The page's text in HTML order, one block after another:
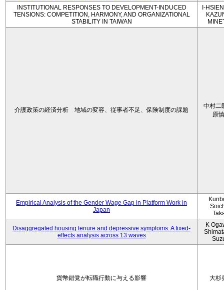
INSTITUTIONAL RESPONSES TO DEVELOPMENT-INDUCED
TENSIONS: COMPETITION, HARMONY, AND ORGANIZATIONAL
STABILITY IN TAIWAN
I-
介護政策の経済分析 地域の変容、従事者不足、保険制度の課題
中村二
原
Empirical Analysis of the Gender Wage Gap in Platform Work in
Japan
Disaggregated housing tenure and depressive symptoms: A fixed-
effects analysis across 13 waves
K
貨幣錯覚が転職行動に与える影響 大杉